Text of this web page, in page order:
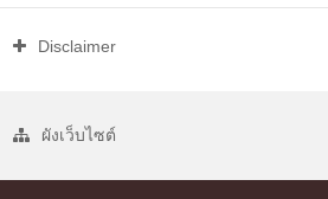
Disclaimer
ผังเว็บไซต์